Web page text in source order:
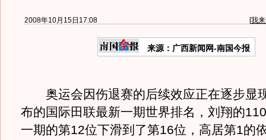
2008年10月15日17:08 [我
来源：广西新闻网-南国今报
奥运会因伤退赛的后续效应正在逐步显
布的国际田联最新一期世界排名，刘翔的
一期的第12位下滑到了第16位，高居第1的